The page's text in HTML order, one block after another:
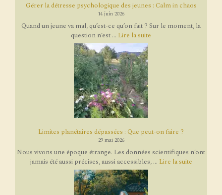
Gérer la détresse psychologique des jeunes : Calm in chaos
14 juin 2026
Quand un jeune va mal, qu’est-ce qu’on fait ? Sur le moment, la
question n’est ... Lire la suite
Limites planétaires dépassées : Que peut-on faire ?
29 mai 2026
Nous vivons une époque étrange. Les données scientifiques n’ont
jamais été aussi précises, aussi accessibles, ... Lire la suite